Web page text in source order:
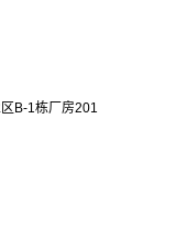
B-1栋厂房201